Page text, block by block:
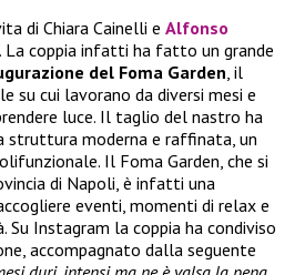
di Chiara Cainelli e Alfonso
La coppia infatti ha fatto un grande
del Foma Garden , il
su cui lavorano da diversi mesi e
luce. Il taglio del nastro ha
struttura moderna e raffinata, un
Il Foma Garden, che si
di Napoli, è infatti una
eventi, momenti di relax e
Su Instagram la coppia ha condiviso
accompagnato dalla seguente